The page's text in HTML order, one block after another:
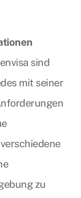
sind
mit seiner
zu